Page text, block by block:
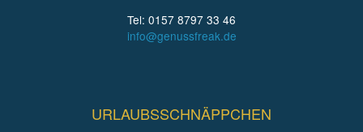
Tel: 0157 8797 33 46
info@genussfreak.de
URLAUBSSCHNÄPPCHEN